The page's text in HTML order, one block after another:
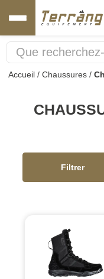
Accueil / Chaussures /
Filtrer